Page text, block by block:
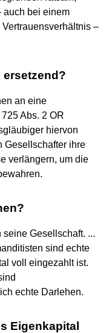
auch bei einem
–
ersetzend?
an eine
Abs. 2 OR
hiervon
Gesellschafter ihre
verlängern, um die
Gesellschaft. ...
sind echte
voll eingezahlt ist.
echte Darlehen.
Eigenkapital